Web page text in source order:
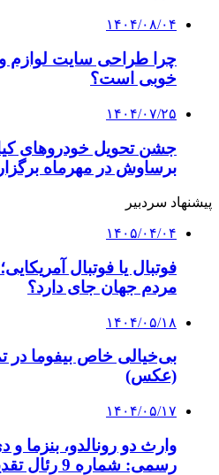
۱۴۰۴/۰۸/۰۴
چرا طراحی سایت لوازم
خوبی است؟
۱۴۰۴/۰۷/۲۵
جشن تحویل خودروهای
برساوش در مهرماه
پیشنهاد سردبیر
۱۴۰۵/۰۴/۰۴
فوتبال یا فوتبال
مردم جهان جای دارد؟
۱۴۰۴/۰۵/۱۸
بی‌خیالی خاص بیفوما در
(عکس)
۱۴۰۴/۰۵/۱۷
وارث دو رونالدو، بنزما
رسمی: شماره 9 رئال تقدیم به اندریک